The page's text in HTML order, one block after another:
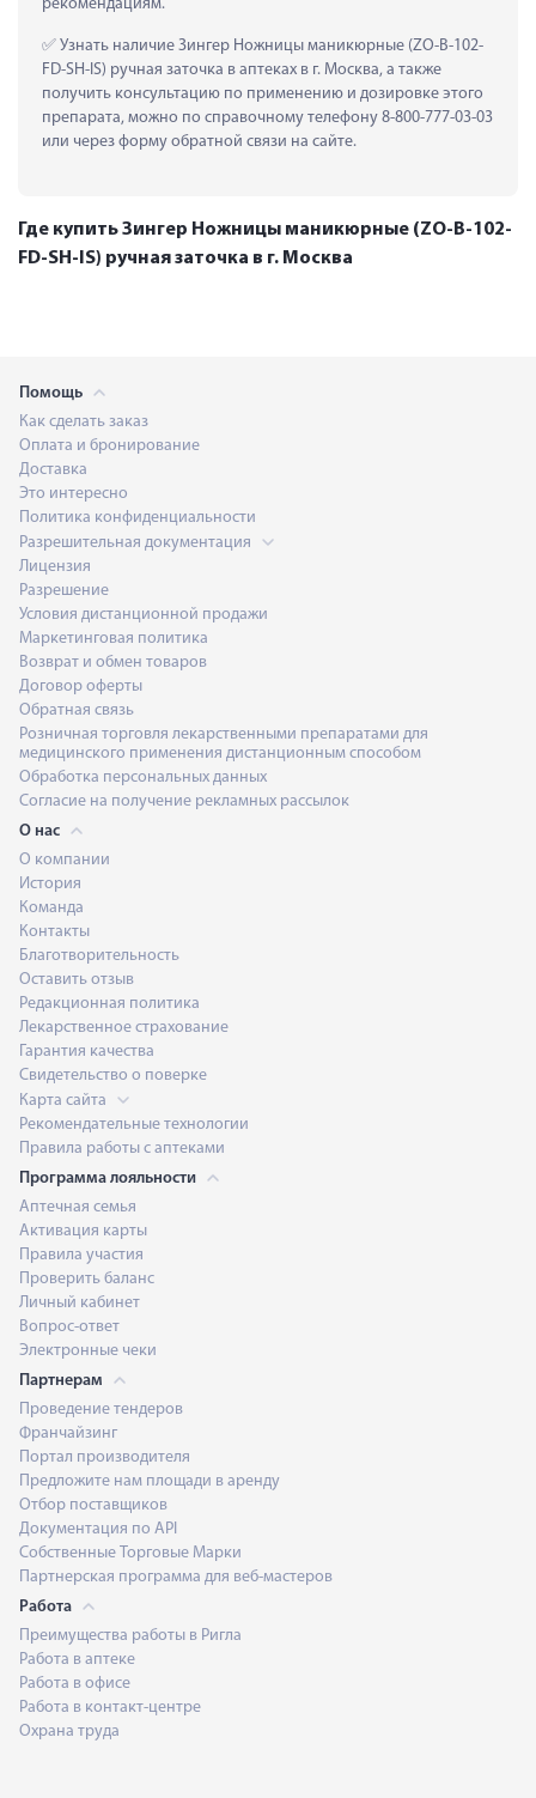
рекомендациям.
Узнать наличие Зингер Ножницы маникюрные (ZO-B-102-
FD-SH-IS) ручная заточка в аптеках в г. Москва, а также
получить консультацию по применению и дозировке этого
препарата, можно по справочному телефону 8-800-777-03-03
или через форму обратной связи на сайте.
Где купить Зингер Ножницы маникюрные (ZO-B-102-
FD-SH-IS) ручная заточка в г. Москва
Помощь
Как сделать заказ
Оплата и бронирование
Доставка
Это интересно
Политика конфиденциальности
Разрешительная документация
Лицензия
Разрешение
Условия дистанционной продажи
Маркетинговая политика
Возврат и обмен товаров
Договор оферты
Обратная связь
Розничная торговля лекарственными препаратами для
медицинского применения дистанционным способом
Обработка персональных данных
Согласие на получение рекламных рассылок
О нас
О компании
История
Команда
Контакты
Благотворительность
Оставить отзыв
Редакционная политика
Лекарственное страхование
Гарантия качества
Свидетельство о поверке
Карта сайта
Рекомендательные технологии
Правила работы с аптеками
Программа лояльности
Аптечная семья
Активация карты
Правила участия
Проверить баланс
Личный кабинет
Вопрос-ответ
Электронные чеки
Партнерам
Проведение тендеров
Франчайзинг
Портал производителя
Предложите нам площади в аренду
Отбор поставщиков
Документация по API
Собственные Торговые Марки
Партнерская программа для веб-мастеров
Работа
Преимущества работы в Ригла
Работа в аптеке
Работа в офисе
Работа в контакт-центре
Охрана труда